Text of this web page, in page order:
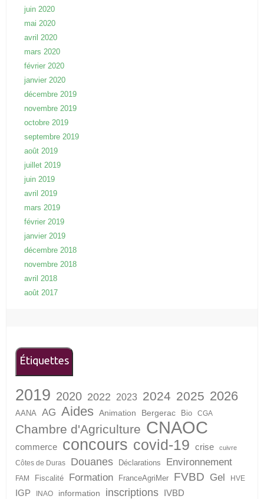
juin 2020
mai 2020
avril 2020
mars 2020
février 2020
janvier 2020
décembre 2019
novembre 2019
octobre 2019
septembre 2019
août 2019
juillet 2019
juin 2019
avril 2019
mars 2019
février 2019
janvier 2019
décembre 2018
novembre 2018
avril 2018
août 2017
Étiquettes
2019 2020 2022 2023 2024 2025 2026
AANA AG Aides Animation Bergerac Bio CGA
Chambre d'Agriculture CNAOC
commerce concours covid-19 crise cuivre
Côtes de Duras Douanes Déclarations Environnement
FAM Fiscalité Formation FranceAgriMer FVBD Gel HVE
IGP INAO information inscriptions IVBD